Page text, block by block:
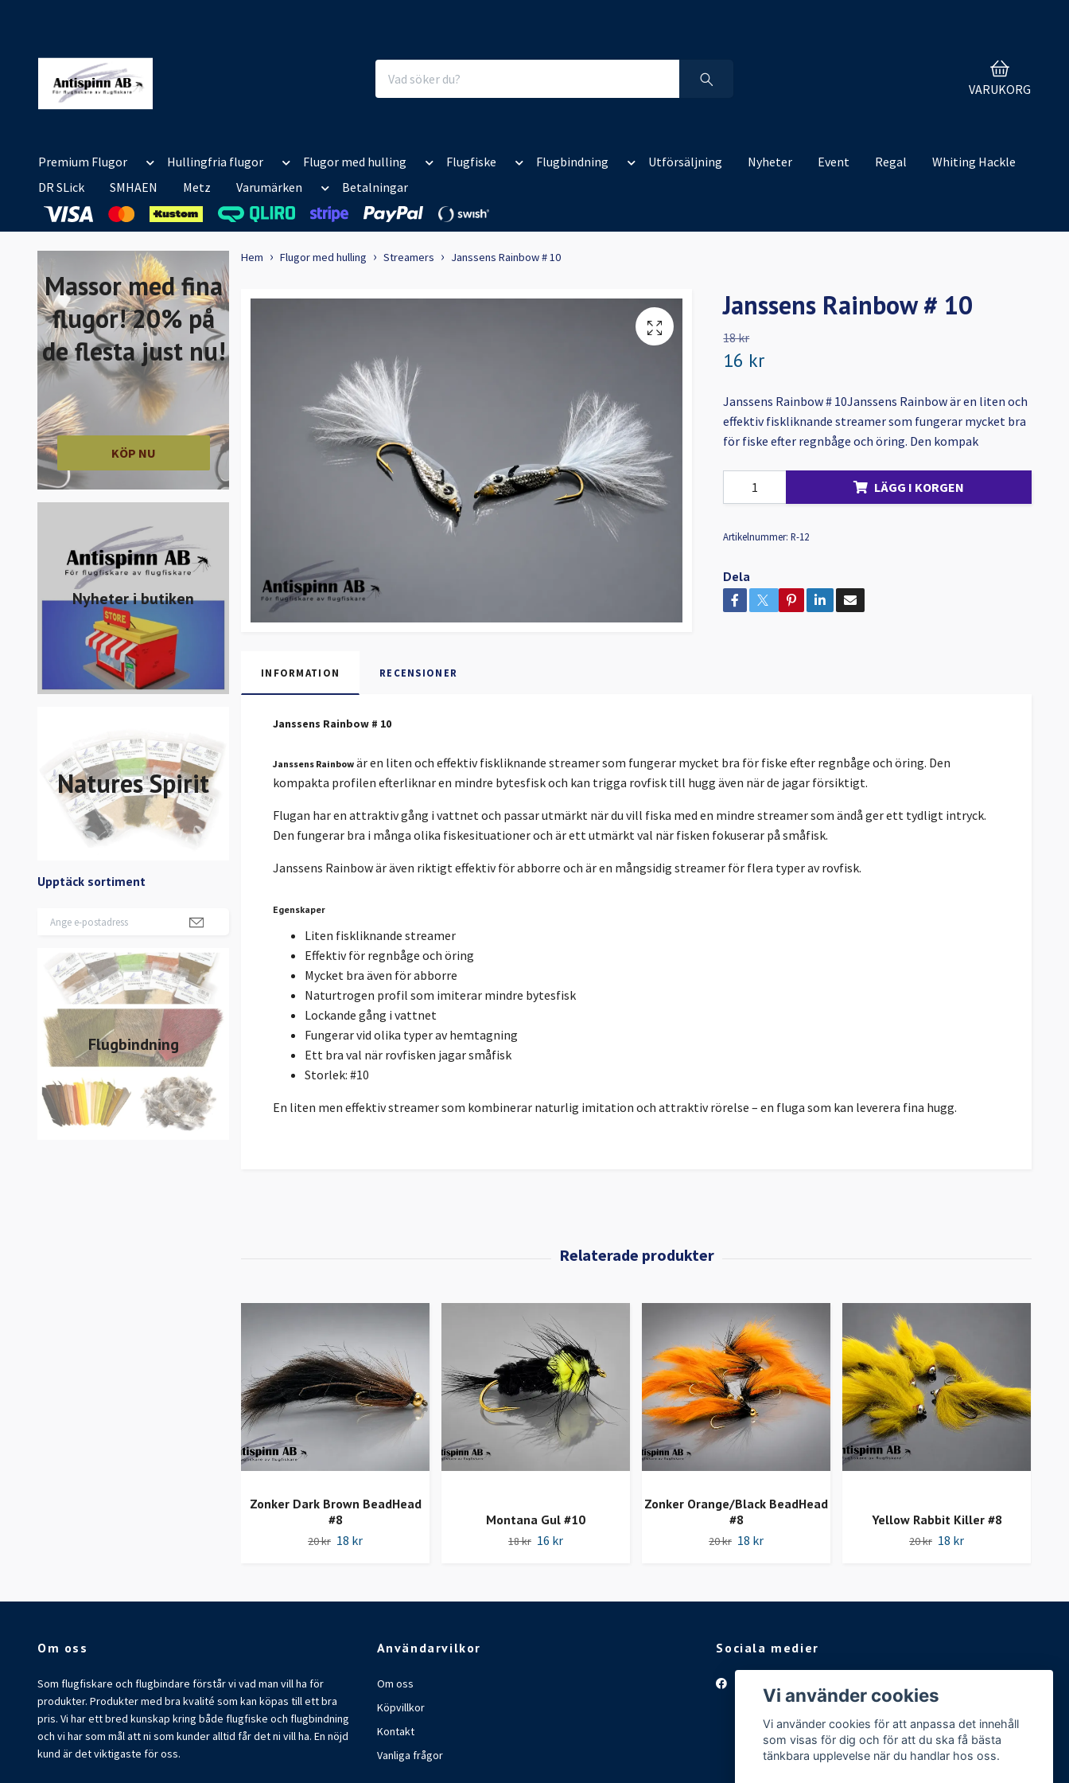
VARUKORG
Premium Flugor Hullingfria flugor Flugor med hulling Flugfiske Flugbindning Utförsäljning Nyheter Event Regal
Whiting Hackle
DR SLick
SMHAEN Metz Varumärken Betalningar
Massor med fina
flugor! 20% på
de flesta just nu!
KÖP NU
Nyheter i butiken
Natures Spirit
Upptäck sortiment
Flugbindning
Hem Flugor med hulling Streamers Janssens Rainbow # 10
Janssens Rainbow # 10
18 kr
16 kr
Janssens Rainbow # 10Janssens Rainbow är en liten och
effektiv fiskliknande streamer som fungerar mycket bra
för fiske efter regnbåge och öring. Den kompak
LÄGG I KORGEN
Artikelnummer: R-12
Dela
INFORMATION RECENSIONER
Janssens Rainbow # 10
Janssens Rainbow är en liten och effektiv fiskliknande streamer som fungerar mycket bra för fiske efter regnbåge och öring. Den
kompakta profilen efterliknar en mindre bytesfisk och kan trigga rovfisk till hugg även när de jagar försiktigt.
Flugan har en attraktiv gång i vattnet och passar utmärkt när du vill fiska med en mindre streamer som ändå ger ett tydligt intryck.
Den fungerar bra i många olika fiskesituationer och är ett utmärkt val när fisken fokuserar på småfisk.
Janssens Rainbow är även riktigt effektiv för abborre och är en mångsidig streamer för flera typer av rovfisk.
Egenskaper
Liten fiskliknande streamer
Effektiv för regnbåge och öring
Mycket bra även för abborre
Naturtrogen profil som imiterar mindre bytesfisk
Lockande gång i vattnet
Fungerar vid olika typer av hemtagning
Ett bra val när rovfisken jagar småfisk
Storlek: #10
En liten men effektiv streamer som kombinerar naturlig imitation och attraktiv rörelse – en fluga som kan leverera fina hugg.
Zonker Dark Brown BeadHead
#8
20 kr 18 kr
Montana Gul #10
18 kr 16 kr
Zonker Orange/Black BeadHead
#8
20 kr 18 kr
Yellow Rabbit Killer #8
20 kr 18 kr
Om oss
Som flugfiskare och flugbindare förstår vi vad man vill ha för
produkter. Produkter med bra kvalité som kan köpas till ett bra
pris. Vi har ett bred kunskap kring både flugfiske och flugbindning
och vi har som mål att ni som kunder alltid får det ni vill ha. En nöjd
kund är det viktigaste för oss.
Användarvilkor
Om oss
Köpvillkor
Kontakt
Vanliga frågor
Sociala medier
Vi använder cookies
Vi använder cookies för att anpassa det innehåll
som visas för dig och för att du ska få bästa
tänkbara upplevelse när du handlar hos oss.